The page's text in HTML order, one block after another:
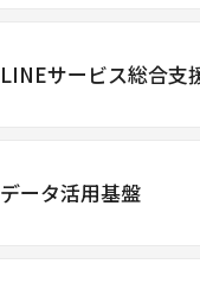
LINEサービス総合支
データ活用基盤